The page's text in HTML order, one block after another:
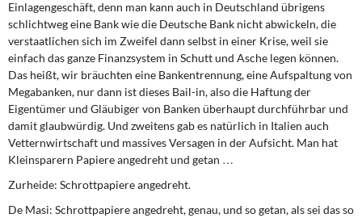
Einlagengeschäft, denn man kann auch in Deutschland übrigens
schlichtweg eine Bank wie die Deutsche Bank nicht abwickeln, die
verstaatlichen sich im Zweifel dann selbst in einer Krise, weil sie
einfach das ganze Finanzsystem in Schutt und Asche legen können.
Das heißt, wir bräuchten eine Bankentrennung, eine Aufspaltung von
Megabanken, nur dann ist dieses Bail-in, also die Haftung der
Eigentümer und Gläubiger von Banken überhaupt durchführbar und
damit glaubwürdig. Und zweitens gab es natürlich in Italien auch
Vetternwirtschaft und massives Versagen in der Aufsicht. Man hat
Kleinsparern Papiere angedreht und getan …
Zurheide: Schrottpapiere angedreht.
De Masi: Schrottpapiere angedreht, genau, und so getan, als sei das so